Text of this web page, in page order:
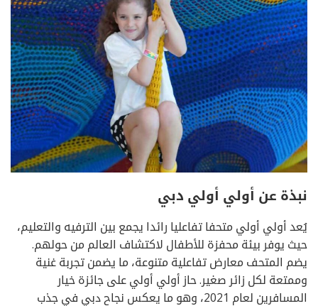
نبذة عن أولي أولي دبي
يُعد أولي أولي متحفا تفاعليا رائدا يجمع بين الترفيه والتعليم،
حيث يوفر بيئة محفزة للأطفال لاكتشاف العالم من حولهم.
يضم المتحف معارض تفاعلية متنوعة، ما يضمن تجربة غنية
وممتعة لكل زائر صغير. حاز أولي أولي على جائزة خيار
المسافرين لعام 2021، وهو ما يعكس نجاح دبي في جذب